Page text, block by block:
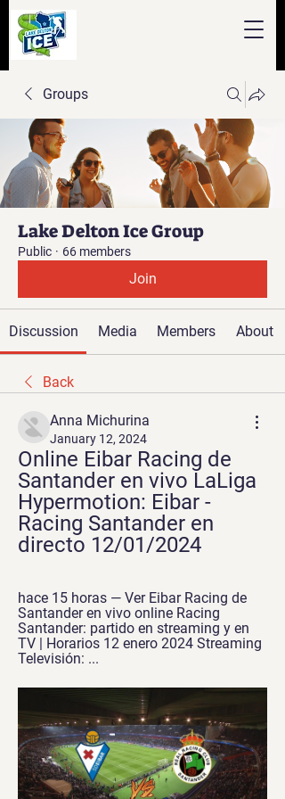
Groups
Lake Delton Ice Group
Public · 66 members
Join
Discussion Media Members About
Back
Anna Michurina
January 12, 2024
Online Eibar Racing de
Santander en vivo LaLiga
Hypermotion: Eibar -
Racing Santander en
directo 12/01/2024
hace 15 horas — Ver Eibar Racing de
Santander en vivo online Racing
Santander: partido en streaming y en
TV | Horarios 12 enero 2024 Streaming
Televisión: ...